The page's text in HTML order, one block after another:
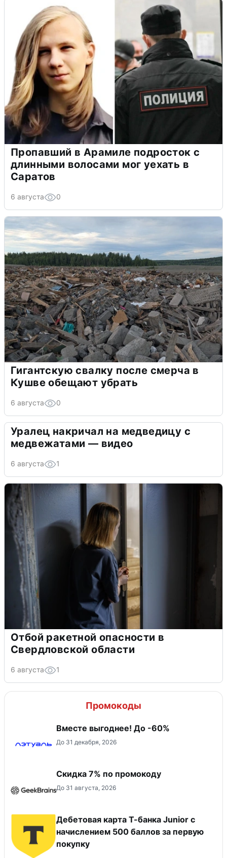
Пропавший в Арамиле подросток с
длинными волосами мог уехать в
Саратов
6 августа 0
Гигантскую свалку после смерча в
Кушве обещают убрать
6 августа 0
Уралец накричал на медведицу с
медвежатами — видео
6 августа 1
Отбой ракетной опасности в
Свердловской области
6 августа 1
Промокоды
Вместе выгоднее! До -60%
До 31 декабря, 2026
Скидка 7% по промокоду
До 31 августа, 2026
Дебетовая карта Т-банка Junior c
начислением 500 баллов за первую
покупку